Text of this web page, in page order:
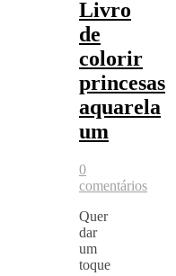
Livro
de
colorir
princesas
aquarela
um
0
comentários
Quer
dar
um
toque